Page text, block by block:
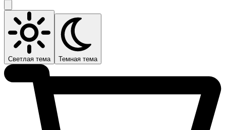
Светлая тема Темная тема